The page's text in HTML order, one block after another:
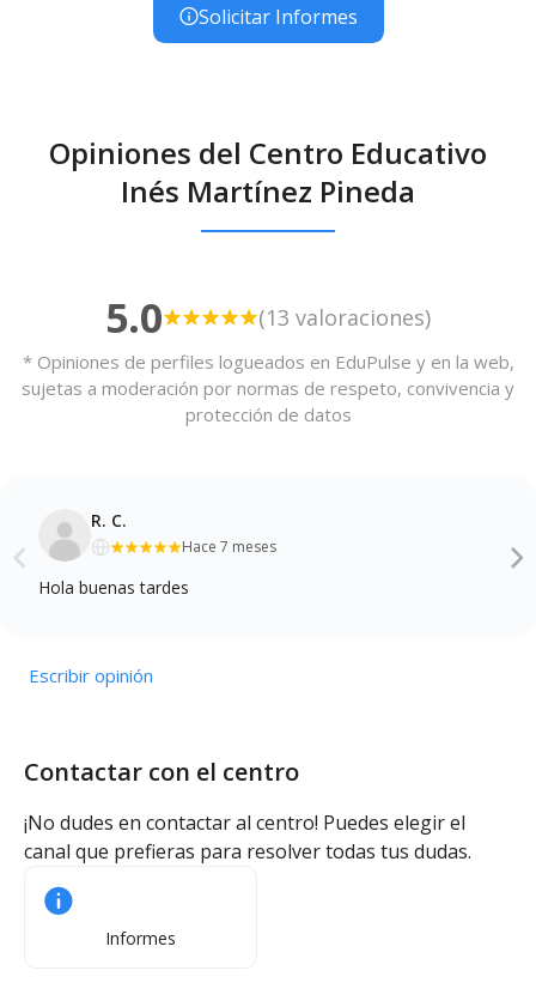
Solicitar Informes
Opiniones del Centro Educativo
Inés Martínez Pineda
5.0 (13 valoraciones)
* Opiniones de perfiles logueados en EduPulse y en la web,
sujetas a moderación por normas de respeto, convivencia y
protección de datos
R. C.
Hace 7 meses
Hola buenas tardes
Escribir opinión
Contactar con el centro
¡No dudes en contactar al centro! Puedes elegir el
canal que prefieras para resolver todas tus dudas.
Informes